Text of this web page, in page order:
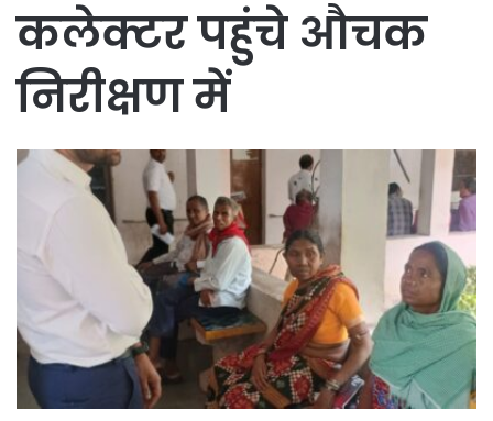
कलेक्टर पहुंचे औचक
निरीक्षण में